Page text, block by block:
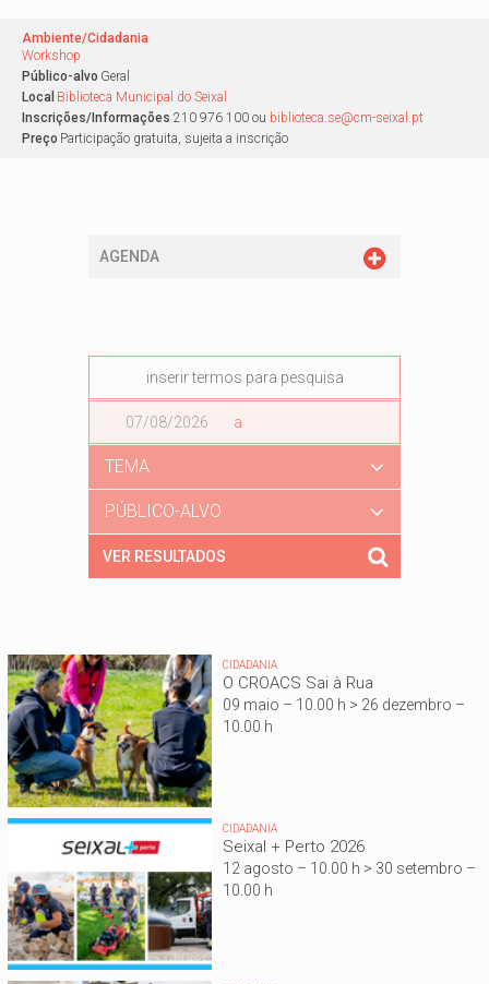
Ambiente/Cidadania
Workshop
Público-alvo Geral
Local Biblioteca Municipal do Seixal
Inscrições/Informações 210 976 100 ou biblioteca.se@cm-seixal.pt
Preço Participação gratuita, sujeita a inscrição
AGENDA
a
Data
TEMA
PÚBLICO-ALVO
CIDADANIA
O CROACS Sai à Rua
09 maio – 10.00 h > 26 dezembro –
10.00 h
CIDADANIA
Seixal + Perto 2026
12 agosto – 10.00 h > 30 setembro –
10.00 h